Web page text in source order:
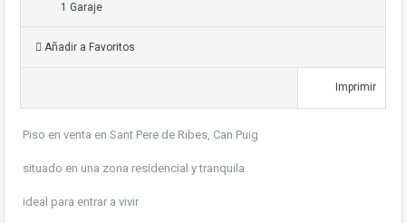
1 Garaje
Añadir a Favoritos
Imprimir
Piso en venta en Sant Pere de Ribes, Can Puig
situado en una zona residencial y tranquila
ideal para entrar a vivir